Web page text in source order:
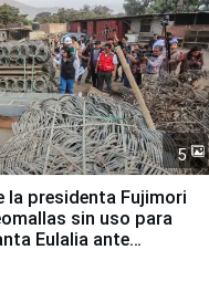
5
la presidenta Fujimori
sin uso para
Eulalia ante